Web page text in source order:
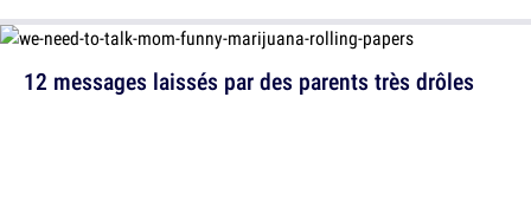
12 messages laissés par des parents très drôles